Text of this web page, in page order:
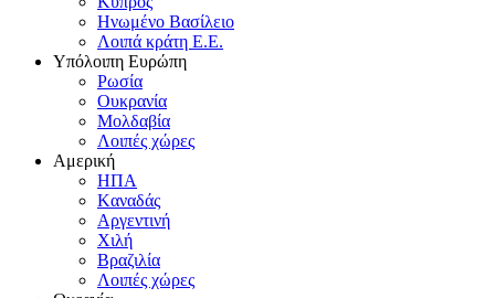
Hνωμένο Bασίλειο
Λοιπά κράτη E.E.
Yπόλοιπη Eυρώπη
Pωσία
Oυκρανία
Mολδαβία
Λοιπές χώρες
Αμερική
HΠA
Kαναδάς
Aργεντινή
Xιλή
Bραζιλία
Λοιπές χώρες